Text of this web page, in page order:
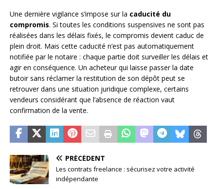
Une dernière vigilance s’impose sur la caducité du
compromis. Si toutes les conditions suspensives ne sont pas
réalisées dans les délais fixés, le compromis devient caduc de
plein droit. Mais cette caducité n’est pas automatiquement
notifiée par le notaire : chaque partie doit surveiller les délais et
agir en conséquence. Un acheteur qui laisse passer la date
butoir sans réclamer la restitution de son dépôt peut se
retrouver dans une situation juridique complexe, certains
vendeurs considérant que l’absence de réaction vaut
confirmation de la vente.
PRÉCÉDENT
Les contrats freelance : sécurisez votre activité
indépendante